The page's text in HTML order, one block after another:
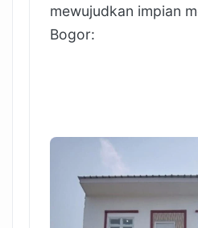
mewujudkan impian
Bogor: